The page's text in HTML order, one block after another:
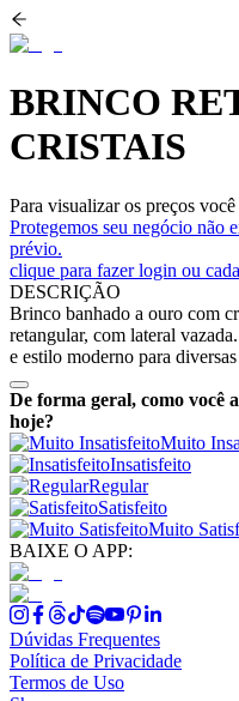
BRINCO
CRISTAIS
Para visualizar os preços
Protegemos seu negócio não
prévio.
clique para fazer login ou
DESCRIÇÃO
Brinco banhado a ouro com
retangular, com lateral
e estilo moderno para
De forma geral, como você
hoje?
Muito
Insatisfeito
Regular
Satisfeito
Muito
BAIXE O APP:
Dúvidas Frequentes
Política de Privacidade
Termos de Uso